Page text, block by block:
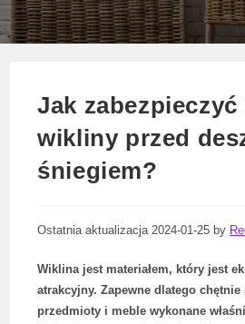
Jak zabezpieczyć
wikliny przed
śniegiem?
Ostatnia aktualizacja 2024-01-25 by
Wiklina jest materiałem, który jest
atrakcyjny. Zapewne dlatego
przedmioty i meble wykonane